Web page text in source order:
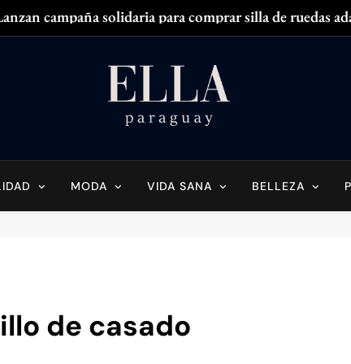
campaña solidaria para comprar silla de ruedas
Zendaya
Paraguay
MODA VIDA SANA BELLEZA
de casado